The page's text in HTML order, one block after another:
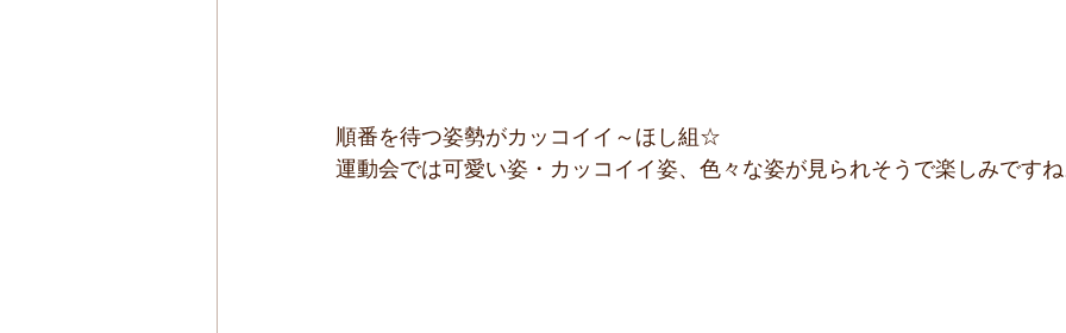
順番を待つ姿勢がカッコイイ～ほし組☆
運動会では可愛い姿・カッコイイ姿、色々な姿が見られそうで楽しみです